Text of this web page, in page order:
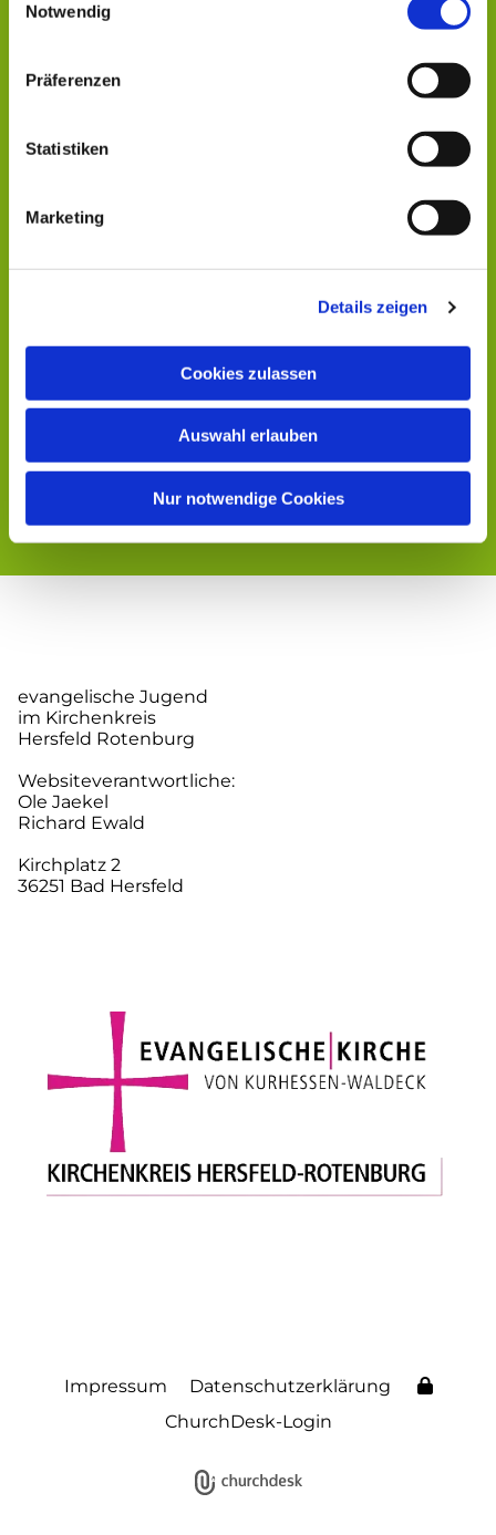
Notwendig
Präferenzen
Statistiken
Marketing
Details zeigen
Cookies zulassen
Auswahl erlauben
Nur notwendige Cookies
evangelische Jugend
im Kirchenkreis
Hersfeld Rotenburg
Websiteverantwortliche:
Ole Jaekel
Richard Ewald
Kirchplatz 2
36251 Bad Hersfeld
Impressum
Datenschutzerklärung
ChurchDesk-Login